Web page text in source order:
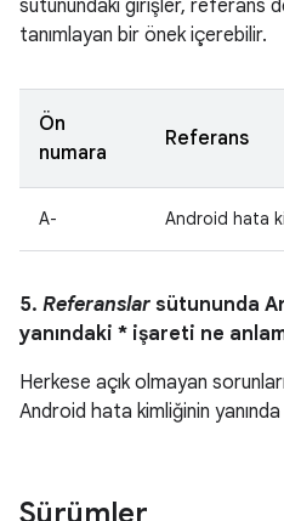
sütunundaki girişler, referans
tanımlayan bir önek içerebilir.
Ön
numara
Referans
A- Android hata
5. Referanslar sütununda
yanındaki * işareti ne
Herkese açık olmayan
Android hata kimliğinin
Sürümler